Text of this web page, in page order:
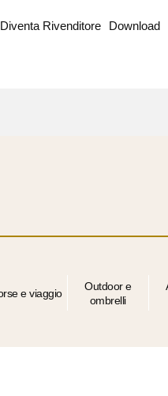
Diventa Rivenditore Download
e viaggio
Outdoor e
ombrelli